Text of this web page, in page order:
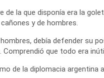
la que disponía era la
y de hombres.
debía defender su
que todo era
de la diplomacia argentina